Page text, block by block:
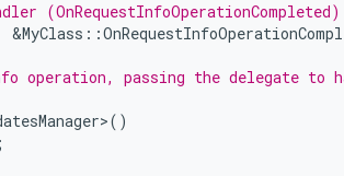
&MyClass ::
operation, passing the delegate to
()